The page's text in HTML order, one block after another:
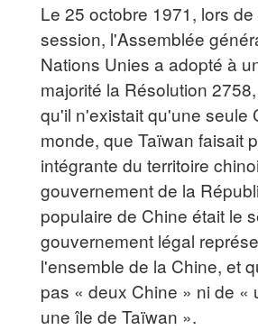
Le 25 octobre 1971, lors
session, l'Assemblée
Nations Unies a adopté à
majorité la Résolution
qu'il n'existait qu'une seule
monde, que Taïwan faisait
intégrante du territoire
gouvernement de la
populaire de Chine était le
gouvernement légal
l'ensemble de la Chine, et
pas « deux Chine » ni de «
une île de Taïwan ».